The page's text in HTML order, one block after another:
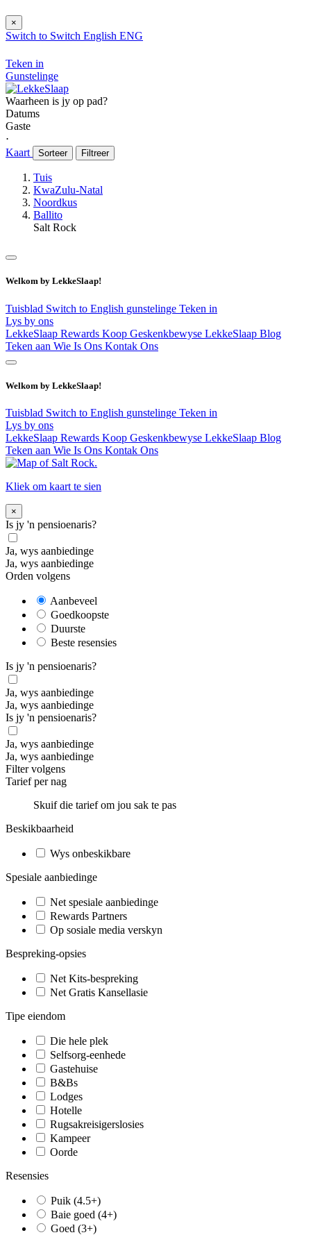
×
Switch to Switch English ENG
Teken in
Gunstelinge
Waarheen is jy op pad?
Datums
Gaste
⋅
Kaart
Sorteer Filtreer
Tuis
KwaZulu-Natal
Noordkus
Ballito
Salt Rock
Welkom by LekkeSlaap!
Tuisblad Switch to English gunstelinge Teken in
Lys by ons
LekkeSlaap Rewards Koop Geskenkbewyse LekkeSlaap Blog
Teken aan Wie Is Ons Kontak Ons
Welkom by LekkeSlaap!
Tuisblad Switch to English gunstelinge Teken in
Lys by ons
LekkeSlaap Rewards Koop Geskenkbewyse LekkeSlaap Blog
Teken aan Wie Is Ons Kontak Ons
Kliek om kaart te sien
×
Is jy 'n pensioenaris?
Ja, wys aanbiedinge
Ja, wys aanbiedinge
Orden volgens
Aanbeveel
Goedkoopste
Duurste
Beste resensies
Is jy 'n pensioenaris?
Ja, wys aanbiedinge
Ja, wys aanbiedinge
Is jy 'n pensioenaris?
Ja, wys aanbiedinge
Ja, wys aanbiedinge
Filter volgens
Tarief per nag
Skuif die tarief om jou sak te pas
Beskikbaarheid
Wys onbeskikbare
Spesiale aanbiedinge
Net spesiale aanbiedinge
Rewards Partners
Op sosiale media verskyn
Bespreking-opsies
Net Kits-bespreking
Net Gratis Kansellasie
Tipe eiendom
Die hele plek
Selfsorg-eenhede
Gastehuise
B&Bs
Lodges
Hotelle
Rugsakreisigerslosies
Kampeer
Oorde
Resensies
Puik (4.5+)
Baie goed (4+)
Goed (3+)